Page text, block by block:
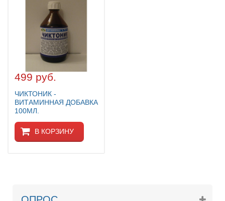
499 руб.
ЧИКТОНИК -
ВИТАМИННАЯ ДОБАВКА
100МЛ.
В КОРЗИНУ